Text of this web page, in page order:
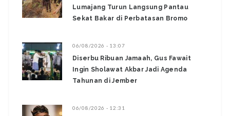
Lumajang Turun Langsung Pantau
Sekat Bakar di Perbatasan Bromo ‎
06/08/2026 - 13:07
Diserbu Ribuan Jamaah, Gus Fawait
Ingin Sholawat Akbar Jadi Agenda
Tahunan di Jember
06/08/2026 - 12:31